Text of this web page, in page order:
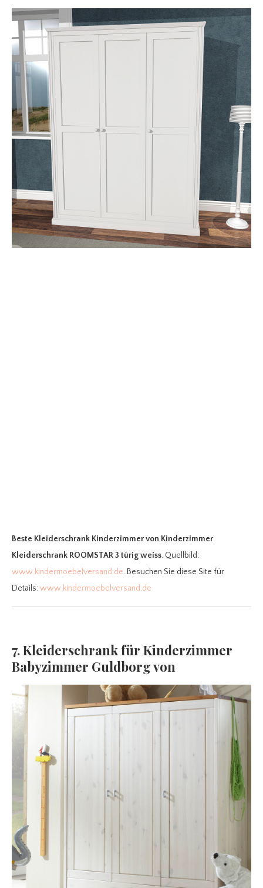
Beste Kleiderschrank Kinderzimmervon Kinderzimmer
Kleiderschrank ROOMSTAR 3 türig weiss. Quellbild:
www.kindermoebelversand.de. Besuchen Sie diese Site für
Details:www.kindermoebelversand.de
7. Kleiderschrank für Kinderzimmer
Babyzimmer Guldborg von